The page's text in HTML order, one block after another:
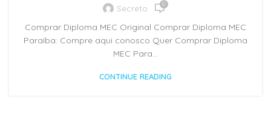
Secreto 0
Comprar Diploma MEC Original Comprar Diploma MEC
Paraíba: Compre aqui conosco Quer Comprar Diploma
MEC Para...
CONTINUE READING